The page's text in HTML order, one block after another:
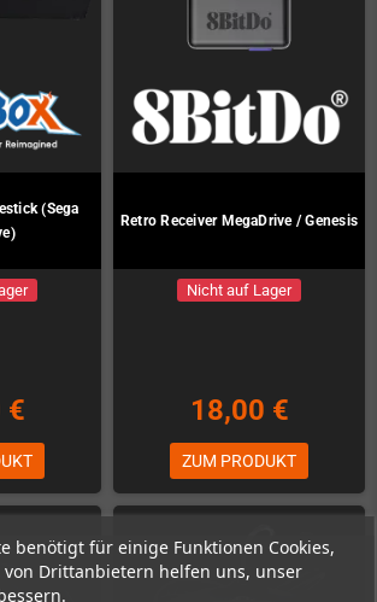
benötigt für einige Funktionen Cookies,
von Drittanbietern helfen uns, unser
(Sega
€
Retro Receiver MegaDrive / Genesis
Nicht auf Lager
18,00 €
ZUM PRODUKT